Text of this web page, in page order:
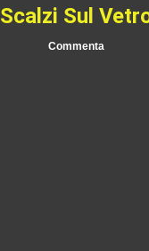
Scalzi Sul
Commenta